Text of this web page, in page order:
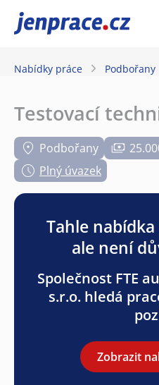
JenPráce.cz
Nabídky práce Podbořany
Testovací
Podbořany
Plný úvazek
Tahle nabídka
ale není
Společnost FTE
s.r.o. hledá
Zobrazit